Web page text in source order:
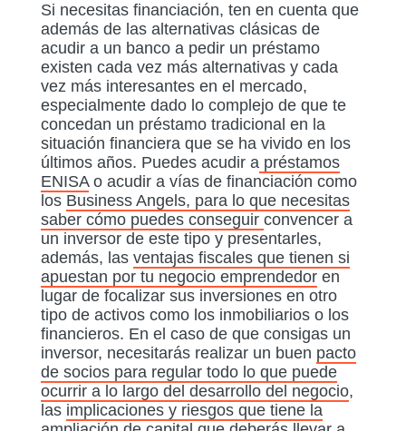
Si necesitas financiación, ten en cuenta que
además de las alternativas clásicas de
acudir a un banco a pedir un préstamo
existen cada vez más alternativas y cada
vez más interesantes en el mercado,
especialmente dado lo complejo de que te
concedan un préstamo tradicional en la
situación financiera que se ha vivido en los
últimos años. Puedes acudir a préstamos
ENISAo acudir a vías de financiación como
los Business Angels, para lo que necesitas
saber cómo puedes conseguir convencer a
un inversor de este tipo y presentarles,
además, las ventajas fiscales que tienen si
apuestan por tu negocio emprendedor en
lugar de focalizar sus inversiones en otro
tipo de activos como los inmobiliarios o los
financieros. En el caso de que consigas un
inversor, necesitarás realizar un buen pacto
de socios para regular todo lo que puede
ocurrir a lo largo del desarrollo del negocio,
las implicaciones y riesgos que tiene la